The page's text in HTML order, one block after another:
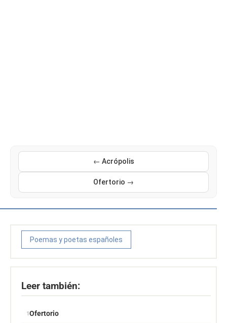
← Acrópolis
Ofertorio →
Poemas y poetas españoles
Leer también:
Ofertorio